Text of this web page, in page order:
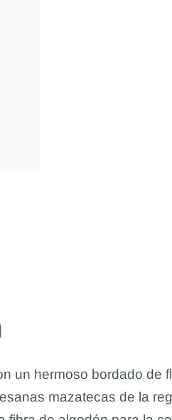
un hermoso bordado de
mazatecas de la